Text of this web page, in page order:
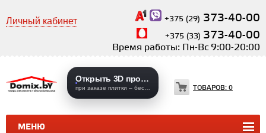
Личный кабинет +375 (29) 373-40-00
+375 (33) 373-40-00
Время работы: Пн-Вс 9:00-20:00
МЕНЮ
Открыть 3D проекты
ТОВАРОВ: 0
КЕРАМИЧЕСКАЯ ПЛИТКА